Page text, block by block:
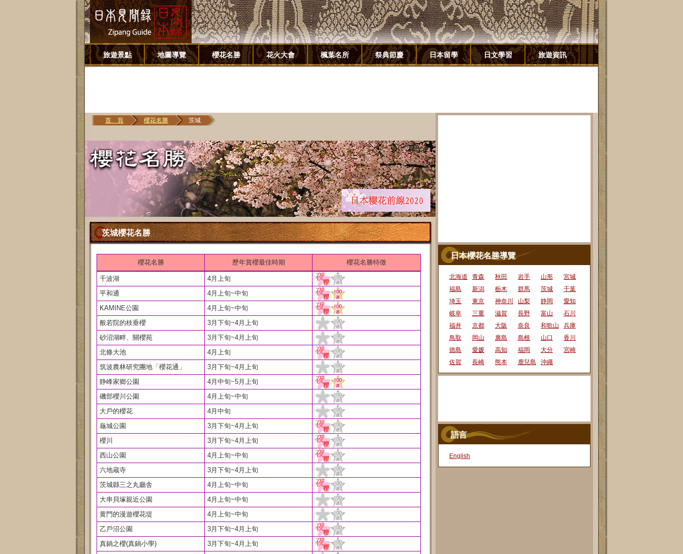
旅遊景點 地圖導覽 櫻花名勝 花火大會 楓葉名所 祭典節慶 日本留學 日文學習 旅遊資訊
首 頁 櫻花名勝 茨城
茨城櫻花名勝
櫻花名勝 歷年賞櫻最佳時期 櫻花名勝特徵
千波湖
4月上旬
平和通
4月上旬~中旬
KAMINE公園
4月上旬~中旬
般若院的枝垂櫻
3月下旬~4月上旬
砂沼湖畔、關櫻苑
3月下旬~4月上旬
北條大池
4月上旬
筑波農林研究團地「櫻花通」
3月下旬~4月上旬
静峰家鄉公園
4月中旬~5月上旬
磯部櫻川公園
4月上旬~中旬
大戶的櫻花
4月中旬
龜城公園
3月下旬~4月上旬
櫻川
3月下旬~4月上旬
西山公園
4月上旬~中旬
六地蔵寺
3月下旬~4月上旬
茨城縣三之丸廳舎
4月上旬~中旬
大串貝塚親近公園
4月上旬~中旬
黄門的漫遊櫻花堤
4月上旬~中旬
乙戶沼公園
3月下旬~4月上旬
真鍋之櫻(真鍋小學)
3月下旬~4月上旬
日本櫻花名勝導覽
北海道 青森 秋田 岩手 山形
宮城
福島
新潟 栃木 群馬 茨城
千葉
埼玉
東京 神奈川 山梨 静岡
愛知
岐阜
三重 滋賀 長野 富山
石川
福井
京都 大阪 奈良 和歌山
兵庫
鳥取
岡山 廣島 島根 山口
香川
徳島
愛媛 高知 福岡 大分
宮崎
佐賀
長崎 熊本 鹿兒島 沖繩
語言
English